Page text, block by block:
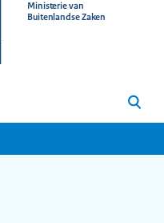
Ministerie van
Buitenlandse Zaken
Zoeken